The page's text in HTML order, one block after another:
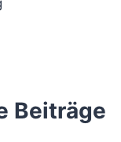
Beiträge